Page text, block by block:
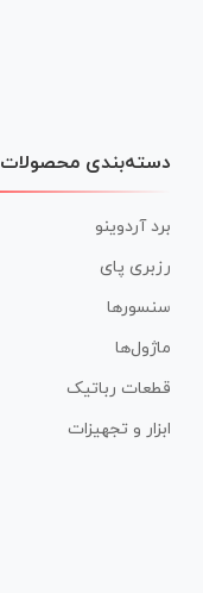
دسته‌بندی محصولات
برد آردوینو
رزبری پای
سنسورها
ماژول‌ها
قطعات رباتیک
ابزار و تجهیزات